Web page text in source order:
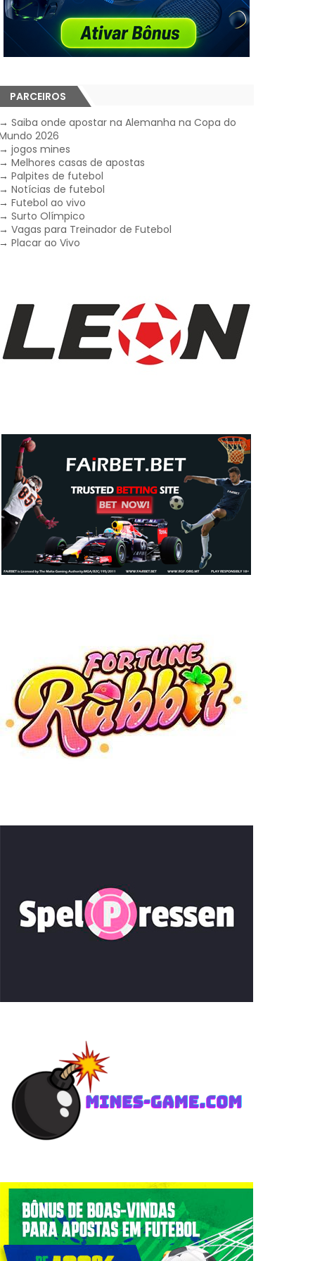
PARCEIROS
→Saiba onde apostar na Alemanha na Copa do
2026
→jogos mines
→Melhores casas de apostas
→Palpites de futebol
→Notícias de futebol
→Futebol ao vivo
→Surto Olímpico
→Vagas para Treinador de Futebol
→Placar ao Vivo